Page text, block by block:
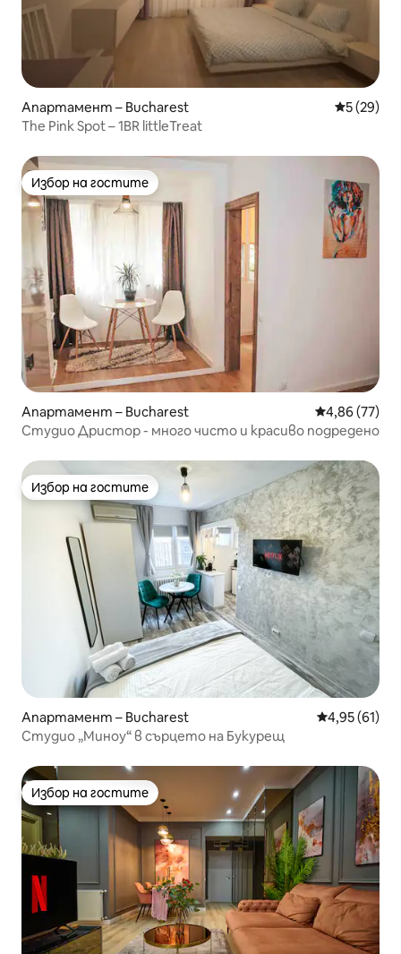
Апартамент – Bucharest Средна
5 (29)
The Pink Spot – 1BR littleTreat
Избор на гостите
Избор на гостите
Апартамент – Bucharest Средна
4,86 (77)
Студио Дристор - много чисто и красиво подредено
Избор на гостите
Избор на гостите
Апартамент – Bucharest Средна
4,95 (61)
Студио „Миноу“ в сърцето на Букурещ
Избор на гостите
Избор на гостите